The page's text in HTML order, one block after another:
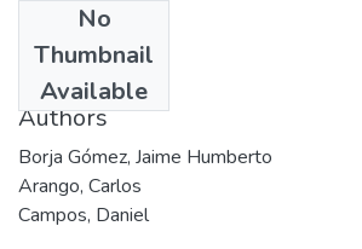
No
Thumbnail
Available
2002
Authors
Borja Gómez, Jaime Humberto
Arango, Carlos
Campos, Daniel